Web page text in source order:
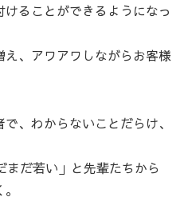
ることができるようになっ
、アワアワしながらお客様
、わからないことだらけ、
だ若い」と先輩たちから